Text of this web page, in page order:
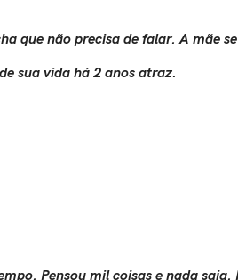
que não precisa de falar. A mãe
sua vida há 2 anos atraz.
Pensou mil coisas e nada